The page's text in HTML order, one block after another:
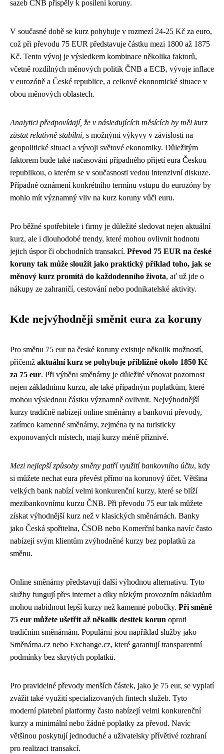
sazeb ČNB přispěly k posílení koruny.
V současné době se kurz pohybuje v rozmezí 24-25 Kč za euro,
což při převodu 75 EUR představuje částku mezi 1800 až 1875
Kč. Tento vývoj je výsledkem kombinace několika faktorů,
včetně rozdílných měnových politik ČNB a ECB, vývoje inflace
v eurozóně a České republice, a celkové ekonomické situace v
obou měnových oblastech.
Analytici předpovídají, že v následujících měsících by měl kurz
zůstat relativně stabilní, s možnými výkyvy v závislosti na
geopolitické situaci a vývoji světové ekonomiky. Důležitým
faktorem bude také načasování případného přijetí eura Českou
republikou, o kterém se v současnosti vedou intenzivní diskuze.
Případné oznámení konkrétního termínu vstupu do eurozóny by
mohlo mít významný vliv na kurz koruny vůči euru.
Pro běžné spotřebitele i firmy je důležité sledovat nejen aktuální
kurz, ale i dlouhodobé trendy, které mohou ovlivnit hodnotu
jejich úspor či obchodních transakcí. Převod 75 EUR na české
koruny tak může sloužit jako praktický příklad toho, jak se
měnový kurz promítá do každodenního života, ať už jde o
nákupy ze zahraničí, cestování nebo podnikatelské aktivity.
Kde nejvýhodněji směnit eura za koruny
Pro směnu 75 eur na české koruny existuje několik možností,
přičemž aktuální kurz se pohybuje přibližně okolo 1850 Kč
za 75 eur. Při výběru směnárny je důležité věnovat pozornost
nejen základnímu kurzu, ale také případným poplatkům, které
mohou výslednou částku významně ovlivnit. Nejvýhodnější
kurzy tradičně nabízejí online směnárny a bankovní převody,
zatímco kamenné směnárny, zejména ty na turisticky
exponovaných místech, mají kurzy méně příznivé.
Mezi nejlepší způsoby směny patří využití bankovního účtu, kdy
si můžete nechat eura převést přímo na korunový účet. Většina
velkých bank nabízí velmi konkurenční kurzy, které se blíží
mezibankovnímu kurzu ČNB. Při převodu 75 eur tak můžete
získat výhodnější kurz než v klasických směnárnách. Banky
jako Česká spořitelna, ČSOB nebo Komerční banka navíc často
nabízejí svým klientům zvýhodněné kurzy bez poplatků za
směnu.
Online směnárny představují další výhodnou alternativu. Tyto
služby fungují přes internet a díky nízkým provozním nákladům
mohou nabídnout lepší kurzy než kamenné pobočky. Při směně
75 eur můžete ušetřit až několik desítek korun oproti
tradičním směnárnám. Populární jsou například služby jako
Směnárna.cz nebo Exchange.cz, které garantují transparentní
podmínky bez skrytých poplatků.
Pro pravidelné převody menších částek, jako je 75 eur, se vyplatí
zvážit také využití specializovaných fintech služeb. Tyto
moderní platební platformy často nabízejí velmi konkurenční
kurzy a minimální nebo žádné poplatky za převod. Navíc
většinou poskytují jednoduché a uživatelsky přívětivé rozhraní
pro realizaci transakcí.